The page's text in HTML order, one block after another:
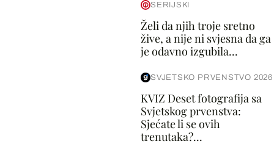
SERIJSKI
Želi da njih troje sretno
žive, a nije ni svjesna da ga
je odavno izgubila...
SVJETSKO PRVENSTVO 2026
KVIZ Deset fotografija sa
Svjetskog prvenstva:
Sjećate li se ovih
trenutaka?...